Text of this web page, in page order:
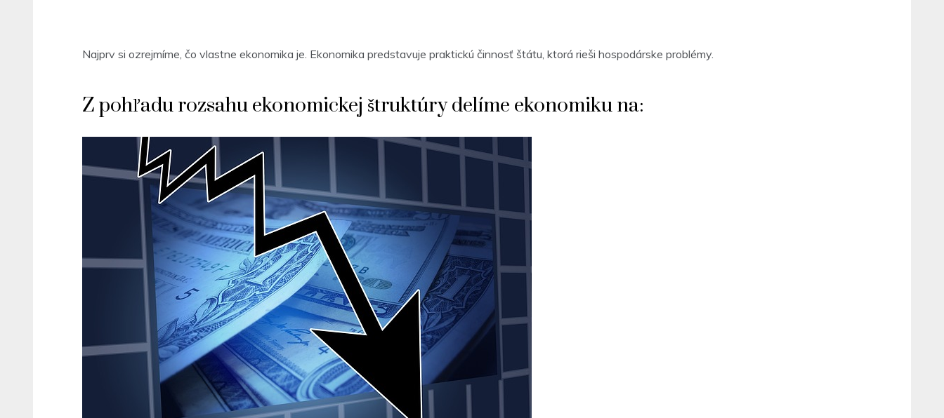
Najprv si ozrejmíme, čo vlastne ekonomika je. Ekonomika predstavuje praktickú činnosť štátu, ktorá rieši hospodárske problémy.
Z pohľadu rozsahu ekonomickej štruktúry delíme ekonomiku na: